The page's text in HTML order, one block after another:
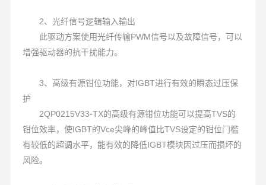
2、光纤信号逻辑输入输出
此驱动方案使用光纤传输PWM信号以及故障信号，可以
增强驱动器的抗干扰能力。
3、高级有源钳位功能，对IGBT进行有效的瞬态过压保
护
2QP0215V33-TX的高级有源钳位功能可以提高TVS的
钳位效率，使IGBT的Vce尖峰的峰值比TVS设定的钳位门槛
有较低的超调水平，能有效的降低IGBT模块因过压而损坏的
风险。